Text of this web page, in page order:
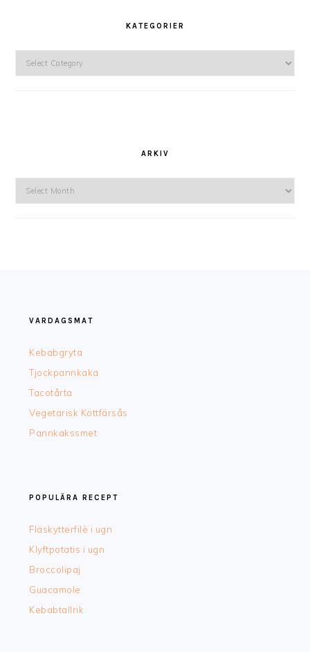
KATEGORIER
ARKIV
VARDAGSMAT
Kebabgryta
Tjockpannkaka
Tacotårta
Vegetarisk Köttfärsås
Pannkakssmet
POPULÄRA RECEPT
Fläskytterfilè i ugn
Klyftpotatis i ugn
Broccolipaj
Guacamole
Kebabtallrik